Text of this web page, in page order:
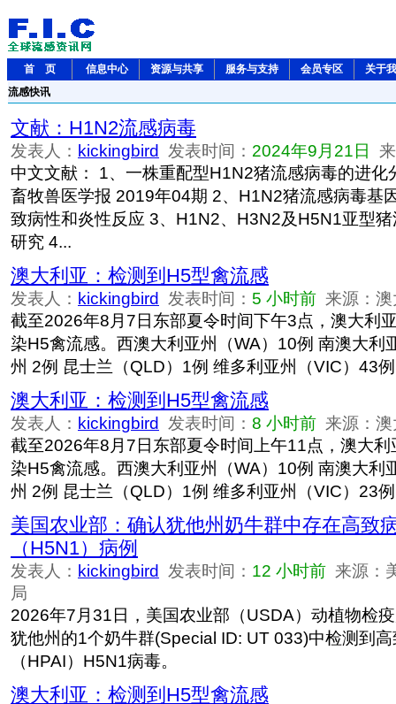
首 页 信息中心 资源与共享 服务与支持 会员专区
关于
流感快讯
文献：H1N2流感病毒
发表人： kickingbird 发表时间： 2024年9月21日
中文文献： 1、一株重配型H1N2猪流感病毒的进化
畜牧兽医学报 2019年04期 2、H1N2猪流感病毒基
致病性和炎性反应 3、H1N2、H3N2及H5N1亚型
研究 4...
澳大利亚：检测到H5型禽流感
发表人： kickingbird 发表时间： 5 小时前 来源：
截至2026年8月7日东部夏令时间下午3点，澳大利
染H5禽流感。西澳大利亚州（WA）10例 南澳大利
州 2例 昆士兰（QLD）1例 维多利亚州（VIC）43例
澳大利亚：检测到H5型禽流感
发表人： kickingbird 发表时间： 8 小时前 来源：
截至2026年8月7日东部夏令时间上午11点，澳大
染H5禽流感。西澳大利亚州（WA）10例 南澳大利
州 2例 昆士兰（QLD）1例 维多利亚州（VIC）23例
美国农业部：确认犹他州奶牛群中存在高致
（H5N1）病例
发表人： kickingbird 发表时间： 12 小时前 来源：
局
2026年7月31日，美国农业部（USDA）动植物检
犹他州的1个奶牛群(Special ID: UT 033)中检测到
（HPAI）H5N1病毒。
澳大利亚：检测到H5型禽流感